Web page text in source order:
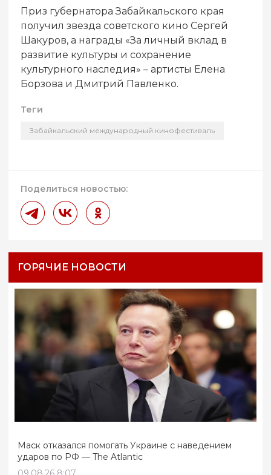
Приз губернатора Забайкальского края
получил звезда советского кино Сергей
Шакуров, а награды «За личный вклад в
развитие культуры и сохранение
культурного наследия» – артисты Елена
Борзова и Дмитрий Павленко.
Теги
Забайкальский международный кинофестиваль
Поделиться новостью:
ГОРЯЧИЕ НОВОСТИ
Маск отказался помогать Украине с наведением
ударов по РФ — The Atlantic